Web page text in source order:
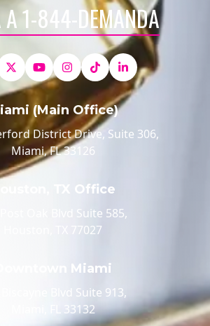
A 1-844-DEMANDA
(Main Office)
District Drive, Suite 306,
Miami, FL 33126
TX Office
Post Oak Blvd Suite 585,
Houston, TX 77027
Downtown Miami
Biscayne Blvd Suite 913,
Miami, FL 33132